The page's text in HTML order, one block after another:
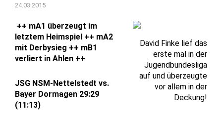
24.03.2015
David Finke lief das
erste mal in der
Jugendbundesliga
auf und überzeugte
vor allem in der
Deckung!
++ mA1 überzeugt im
letztem Heimspiel ++ mA2
mit Derbysieg ++ mB1
verliert in Ahlen ++
JSG NSM-Nettelstedt vs.
Bayer Dormagen 29:29
(11:13)